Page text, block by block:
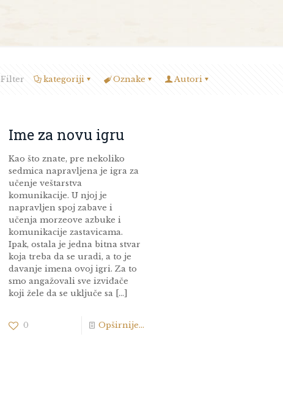
Filter kategoriji Oznake Autori
Ime za novu igru
Kao što znate, pre nekoliko
sedmica napravljena je igra za
učenje veštarstva
komunikacije. U njoj je
napravljen spoj zabave i
učenja morzeove azbuke i
komunikacije zastavicama.
Ipak, ostala je jedna bitna stvar
koja treba da se uradi, a to je
davanje imena ovoj igri. Za to
smo angažovali sve izviđače
koji žele da se uključe sa […]
0 Opširnije...